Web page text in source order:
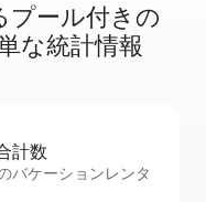
ー⁠ル⁠付⁠き⁠の
な統⁠計⁠情⁠報
計⁠数
バケーションレンタ